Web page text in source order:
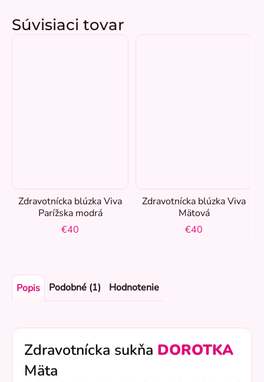
Súvisiaci tovar
Zdravotnícka blúzka Viva
Parížska modrá
€40
Zdravotnícka blúzka Viva
Mätová
€40
Popis Podobné (1) Hodnotenie
Zdravotnícka sukňa DOROTKA
Mäta